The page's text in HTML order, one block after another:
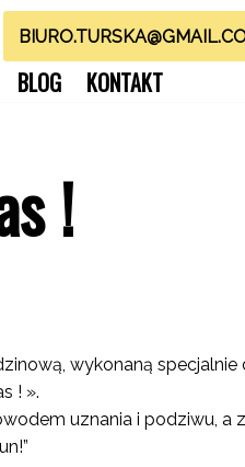
BLOG KONTAKT
!
wykonaną specjalnie
! ».
uznania i podziwu, a